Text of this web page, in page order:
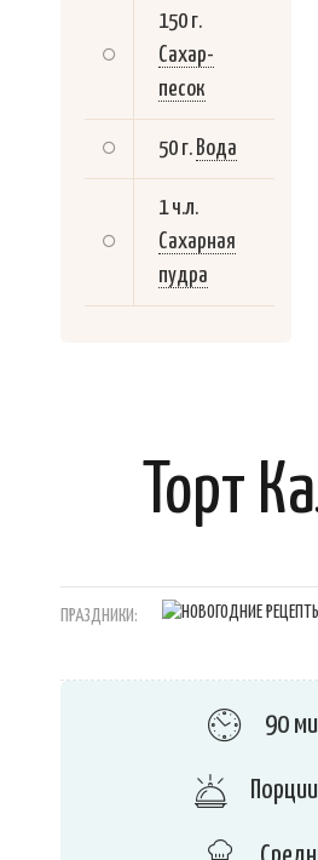
150 г.
Сахар-
песок
50 г. Вода
1 ч.л.
Сахарная
пудра
Торт
ПРАЗДНИКИ:
90